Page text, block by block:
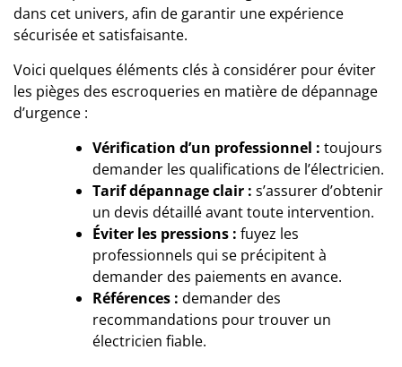
dans cet univers, afin de garantir une expérience
sécurisée et satisfaisante.
Voici quelques éléments clés à considérer pour éviter
les pièges des escroqueries en matière de dépannage
d’urgence :
Vérification d’un professionnel : toujours
demander les qualifications de l’électricien.
Tarif dépannage clair : s’assurer d’obtenir
un devis détaillé avant toute intervention.
Éviter les pressions : fuyez les
professionnels qui se précipitent à
demander des paiements en avance.
Références : demander des
recommandations pour trouver un
électricien fiable.